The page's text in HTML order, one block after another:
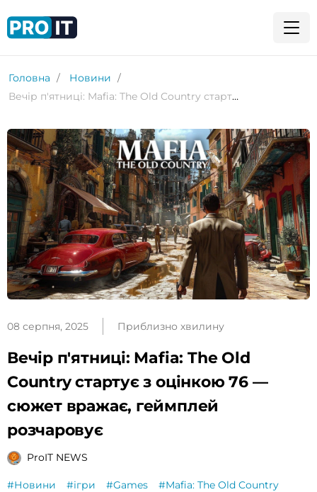
Головна
Новини
Вечір п'ятниці: Mafia: The Old Country стартує з оцінкою 76 — сюжет вражає, геймплей розчаровує
08 серпня, 2025 Приблизно хвилину
Вечір п'ятниці: Mafia: The Old
Country стартує з оцінкою 76 —
сюжет вражає, геймплей
розчаровує
ProIT NEWS
#Новини #ігри #Games #Mafia: The Old Country